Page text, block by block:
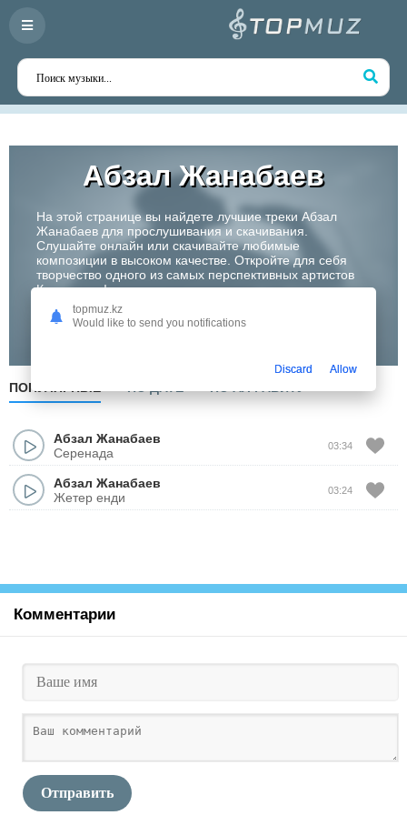
Абзал Жанабаев
На этой странице вы найдете лучшие треки Абзал
Жанабаев для прослушивания и скачивания.
Слушайте онлайн или скачивайте любимые
композиции в высоком качестве. Откройте для себя
творчество одного из самых перспективных артистов
Казахстана!
Слушать
ПОПУЛЯРНЫЕ
Абзал Жанабаев
Серенада
03:34
Абзал Жанабаев
Жетер енди
03:24
Комментарии
Отправить
topmuz.kz
Would like to send you notifications
Discard Allow